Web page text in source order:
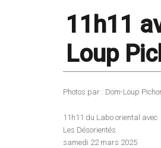
11h11
Loup
Photos par : Dom-Loup
11h11 du Labo oriental avec
Les Désorientés
samedi 22 mars 2025